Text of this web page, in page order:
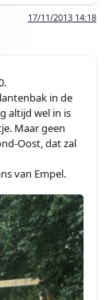
17/11/2013 14:18
in de
altijd wel in is
Maar geen
Oost, dat zal
van Empel.